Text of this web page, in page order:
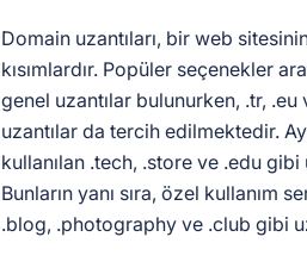
Domain uzantıları, bir web
kısımlardır. Popüler seçenekler
genel uzantılar bulunurken, .tr,
uzantılar da tercih edilmektedir.
kullanılan .tech, .store ve .edu gibi
Bunların yanı sıra, özel kullanım
.blog, .photography ve .club gibi